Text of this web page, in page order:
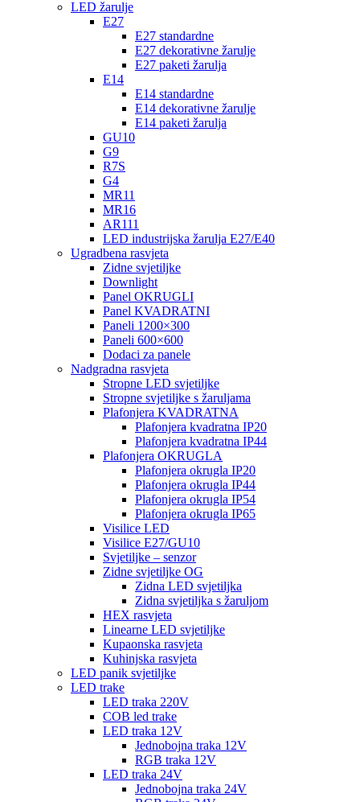
LED žarulje
E27
E27 standardne
E27 dekorativne žarulje
E27 paketi žarulja
E14
E14 standardne
E14 dekorativne žarulje
E14 paketi žarulja
GU10
G9
R7S
G4
MR11
MR16
AR111
LED industrijska žarulja E27/E40
Ugradbena rasvjeta
Zidne svjetiljke
Downlight
Panel OKRUGLI
Panel KVADRATNI
Paneli 1200×300
Paneli 600×600
Dodaci za panele
Nadgradna rasvjeta
Stropne LED svjetiljke
Stropne svjetiljke s žaruljama
Plafonjera KVADRATNA
Plafonjera kvadratna IP20
Plafonjera kvadratna IP44
Plafonjera OKRUGLA
Plafonjera okrugla IP20
Plafonjera okrugla IP44
Plafonjera okrugla IP54
Plafonjera okrugla IP65
Visilice LED
Visilice E27/GU10
Svjetiljke – senzor
Zidne svjetiljke OG
Zidna LED svjetiljka
Zidna svjetiljka s žaruljom
HEX rasvjeta
Linearne LED svjetiljke
Kupaonska rasvjeta
Kuhinjska rasvjeta
LED panik svjetiljke
LED trake
LED traka 220V
COB led trake
LED traka 12V
Jednobojna traka 12V
RGB traka 12V
LED traka 24V
Jednobojna traka 24V